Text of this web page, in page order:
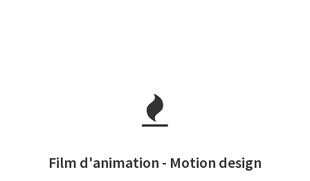
Film d'animation - Motion design